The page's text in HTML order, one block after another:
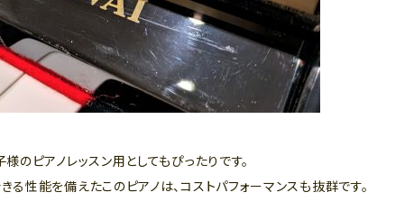
のピアノレッスン用としてもぴったりです。
性能を備えたこのピアノは、コストパフォーマンスも抜群です。